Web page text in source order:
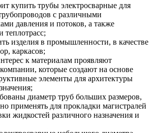
купить трубы электросварные для
с различными
давления и потоков, а также
теплотрасс;
изделия в промышленности, в качестве
каркасов;
к материалам проявляют
которые создают на основе
элементы для архитектуры
диаметр труб больших размеров,
применять для прокладки магистралей
жидкостей различного назначения и